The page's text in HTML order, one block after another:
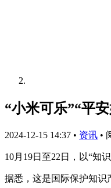
“小米可乐”“平
2024-12-15 14:37 • 资讯 •
10月19日至22日，以“知
据悉，这是国际保护知识